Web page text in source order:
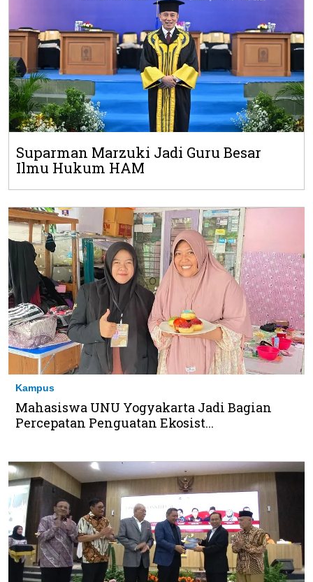
Suparman Marzuki Jadi Guru Besar
Ilmu Hukum HAM
Kampus
Mahasiswa UNU Yogyakarta Jadi Bagian
Percepatan Penguatan Ekosist...